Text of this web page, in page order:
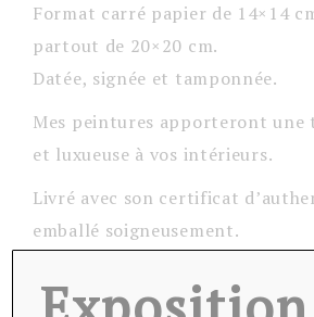
Format carré papier de 14×14
partout de 20×20 cm.
Datée, signée et tamponnée.
Mes peintures apporteront une
et luxueuse à vos intérieurs.
Livré avec son certificat
emballé soigneusement.